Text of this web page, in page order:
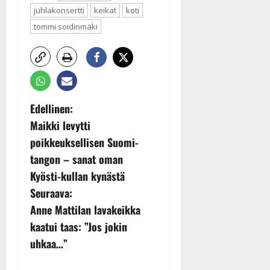
juhlakonsertti keikat
koti
tommi soidinmäki
P
o
s
t
n
a
Edellinen:
Maikki levytti
poikkeuksellisen Suomi-
tangon – sanat oman
Kyösti-kullan kynästä
Seuraava:
Anne Mattilan lavakeikka
kaatui taas: ”Jos jokin
uhkaa…”